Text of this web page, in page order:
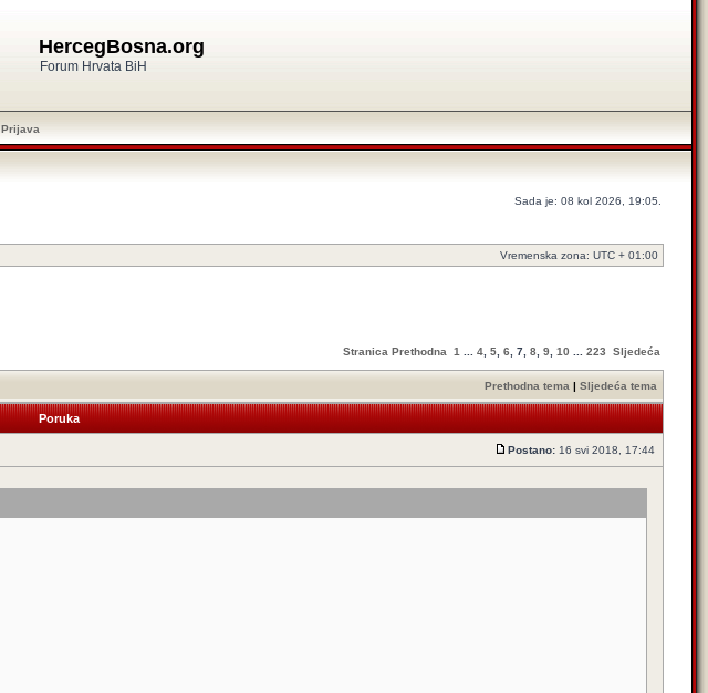
HercegBosna.org
Forum Hrvata BiH
Prijava
Sada je: 08 kol 2026, 19:05.
Vremenska zona: UTC + 01:00
Stranica Prethodna 1 4 5 6 7 8 9 10 223 Sljedeća
Prethodna tema | Sljedeća tema
Poruka
Postano: 16 svi 2018, 17:44